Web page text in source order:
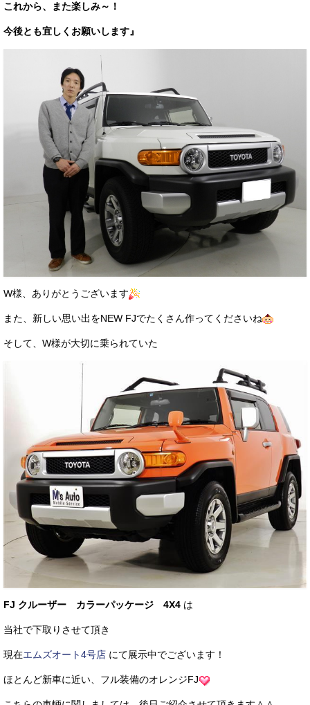
これから、また楽しみ～！
今後とも宜しくお願いします』
W様、ありがとうございます
また、新しい思い出をNEW FJでたくさん作ってくださいね
そして、W様が大切に乗られていた
FJ クルーザー カラーパッケージ 4X4 は
当社で下取りさせて頂き
現在エムズオート4号店 にて展示中でございます！
ほとんど新車に近い、フル装備のオレンジFJ